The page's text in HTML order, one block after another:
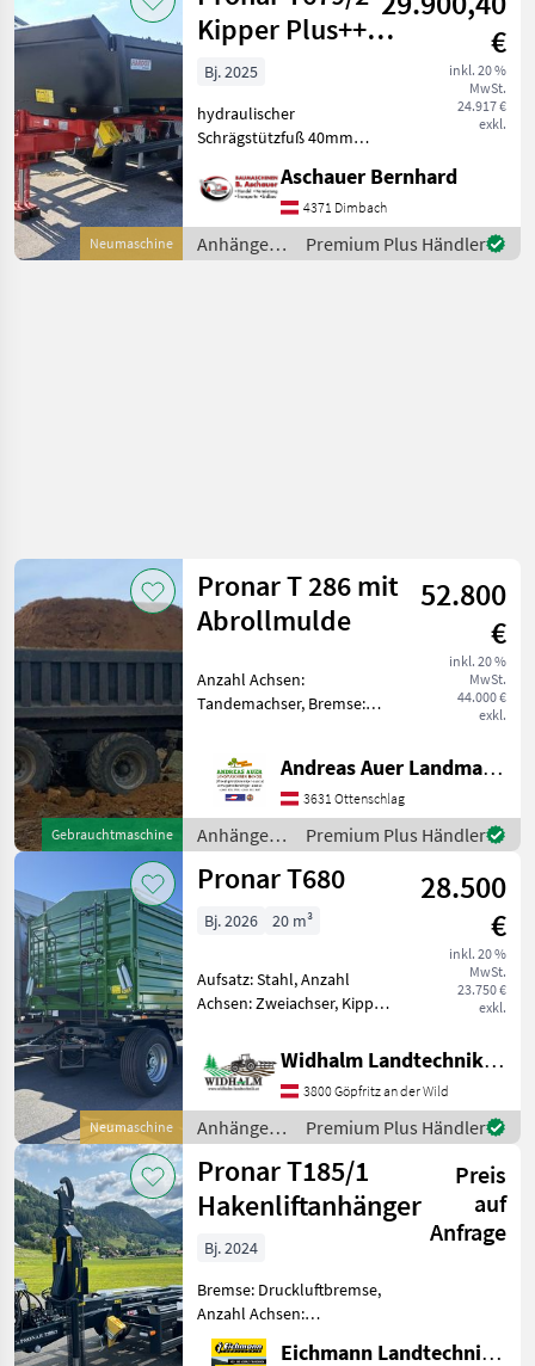
Neumaschine
Kipper Plus++
mit Hardox
€
inkl. 20 %
MwSt.
24.917 €
exkl.
Bj. 2025
hydraulischer
Schrägstützfuß 40mm
Druckluftbremsanlage Keile
mit Halter
Kunststoffkotflügel hydr.
Bordwandverriegelung
Aschauer Bernhard
4371 Dimbach
Anhänger /
Pronar
Premium Plus Händler
Gebrauchtmaschine
Pronar T 286 mit
Abrollmulde
52.800
€
inkl. 20 %
MwSt.
44.000 €
exkl.
Anzahl Achsen:
Tandemachser, Bremse:
Hakenliftanhänger mit
Abrollmulde,
Eigenölversorgung und
Knickdeichsel. Zusätzlich
Andreas Auer Landmaschinen Handel
3631 Ottenschlag
Anhänger /
Pronar
Premium Plus Händler
Neumaschine
Pronar T680
28.500
€
inkl. 20 %
MwSt.
23.750 €
exkl.
Bj. 2026 20 m³
Aufsatz: Stahl, Anzahl
Achsen: Zweiachser, Kipper-
Bremse: Druckluftbremse,
Pendel-Bordwände,
Typenschein, Plane
Schnelllaufachsen, neue
Reifen 3
Widhalm Landtechnik GmbH
3800 Göpfritz an der Wild
Anhänger /
Pronar
Premium Plus Händler
Pronar T185/1
Hakenliftanhänger
Preis
auf
Anfrage
Bj. 2024
Bremse: Druckluftbremse,
Anzahl Achsen:
Tandemachser,
Typenschein, Hydraulischer
Eichmann Landtechnik GmbH